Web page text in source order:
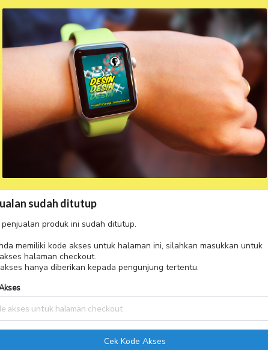
sudah ditutup
penjualan produk ini sudah ditutup.
memiliki kode akses untuk halaman ini, silahkan masukkan untuk
halaman checkout.
hanya diberikan kepada pengunjung tertentu.
Cek Kode Akses